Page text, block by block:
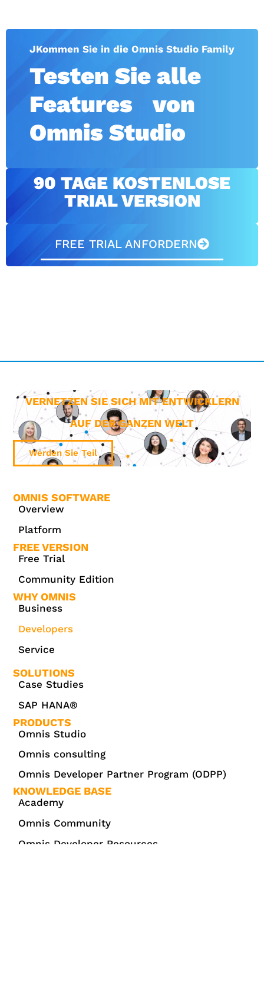
JKommen Sie in die Omnis Studio Family
Testen Sie alle
Features von
Omnis Studio
90 TAGE KOSTENLOSE
TRIAL VERSION
FREE TRIAL ANFORDERN
VERNETZEN SIE SICH MIT ENTWICKLERN
AUF DER GANZEN WELT
Werden Sie Teil
OMNIS SOFTWARE
Overview
Platform
FREE VERSION
Free Trial
Community Edition
WHY OMNIS
Business
Developers
Service
SOLUTIONS
Case Studies
SAP HANA®
PRODUCTS
Omnis Studio
Omnis consulting
Omnis Developer Partner Program (ODPP)
KNOWLEDGE BASE
Academy
Omnis Community
Omnis Developer Resources